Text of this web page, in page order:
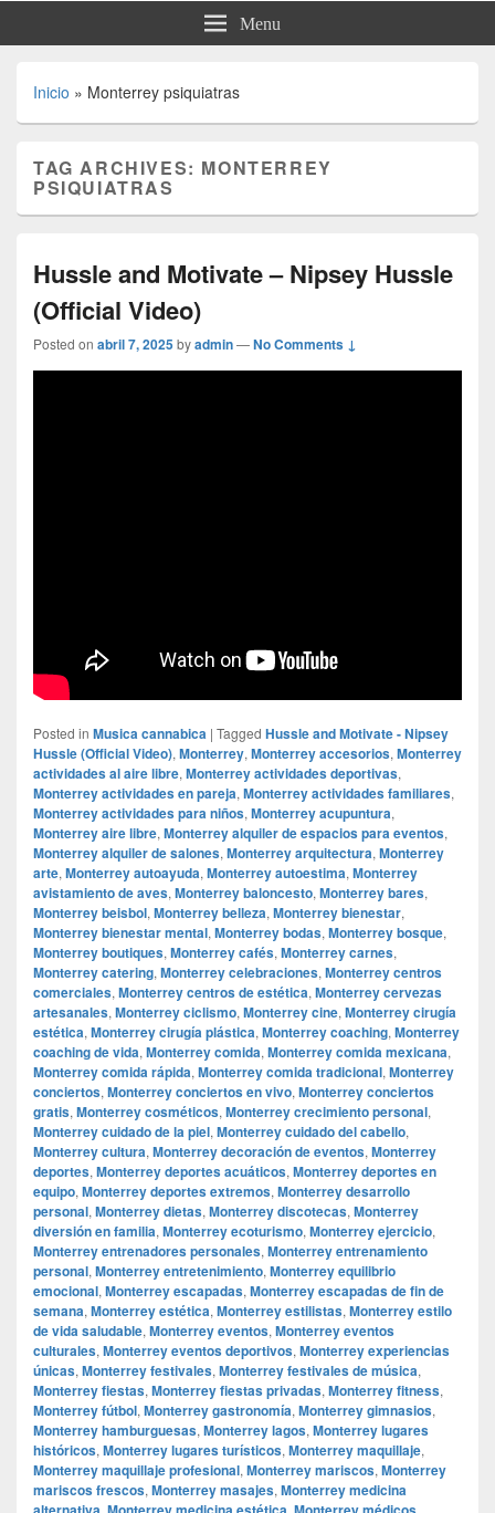
Menu
Inicio » Monterrey psiquiatras
TAG ARCHIVES: MONTERREY
PSIQUIATRAS
Hussle and Motivate – Nipsey Hussle
(Official Video)
Posted on abril 7, 2025byadmin—No Comments ↓
Posted in Musica cannabica | Tagged Hussle and Motivate - Nipsey
Hussle (Official Video), Monterrey, Monterrey accesorios, Monterrey
actividades al aire libre, Monterrey actividades deportivas,
Monterrey actividades en pareja, Monterrey actividades familiares,
Monterrey actividades para niños, Monterrey acupuntura,
Monterrey aire libre, Monterrey alquiler de espacios para eventos,
Monterrey alquiler de salones, Monterrey arquitectura, Monterrey
arte, Monterrey autoayuda, Monterrey autoestima, Monterrey
avistamiento de aves, Monterrey baloncesto, Monterrey bares,
Monterrey beisbol, Monterrey belleza, Monterrey bienestar,
Monterrey bienestar mental, Monterrey bodas, Monterrey bosque,
Monterrey boutiques, Monterrey cafés, Monterrey carnes,
Monterrey catering, Monterrey celebraciones, Monterrey centros
comerciales, Monterrey centros de estética, Monterrey cervezas
artesanales, Monterrey ciclismo, Monterrey cine, Monterrey cirugía
estética, Monterrey cirugía plástica, Monterrey coaching, Monterrey
coaching de vida, Monterrey comida, Monterrey comida mexicana,
Monterrey comida rápida, Monterrey comida tradicional, Monterrey
conciertos, Monterrey conciertos en vivo, Monterrey conciertos
gratis, Monterrey cosméticos, Monterrey crecimiento personal,
Monterrey cuidado de la piel, Monterrey cuidado del cabello,
Monterrey cultura, Monterrey decoración de eventos, Monterrey
deportes, Monterrey deportes acuáticos, Monterrey deportes en
equipo, Monterrey deportes extremos, Monterrey desarrollo
personal, Monterrey dietas, Monterrey discotecas, Monterrey
diversión en familia, Monterrey ecoturismo, Monterrey ejercicio,
Monterrey entrenadores personales, Monterrey entrenamiento
personal, Monterrey entretenimiento, Monterrey equilibrio
emocional, Monterrey escapadas, Monterrey escapadas de fin de
semana, Monterrey estética, Monterrey estilistas, Monterrey estilo
de vida saludable, Monterrey eventos, Monterrey eventos
culturales, Monterrey eventos deportivos, Monterrey experiencias
únicas, Monterrey festivales, Monterrey festivales de música,
Monterrey fiestas, Monterrey fiestas privadas, Monterrey fitness,
Monterrey fútbol, Monterrey gastronomía, Monterrey gimnasios,
Monterrey hamburguesas, Monterrey lagos, Monterrey lugares
históricos, Monterrey lugares turísticos, Monterrey maquillaje,
Monterrey maquillaje profesional, Monterrey mariscos, Monterrey
mariscos frescos, Monterrey masajes, Monterrey medicina